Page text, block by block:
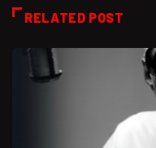
RELATED POST